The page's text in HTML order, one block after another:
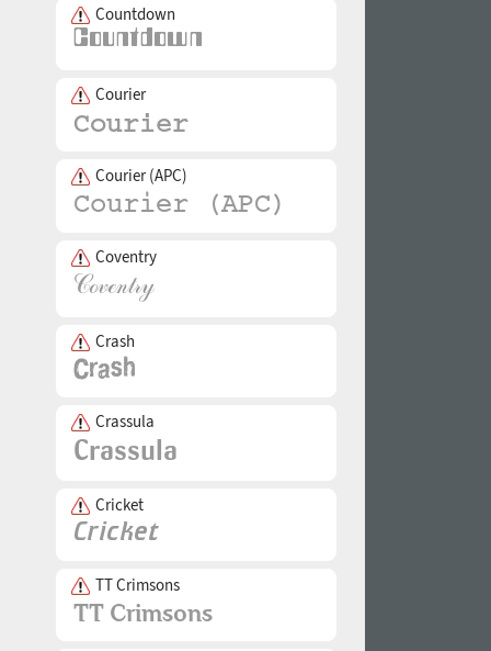
Countdown
Courier
Courier (APC)
Coventry
Crash
Crassula
Cricket
TT Crimsons